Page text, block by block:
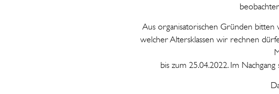
Aus organisatorischen Gründen
welcher Altersklassen wir rechnen
bis zum 25.04.2022. Im